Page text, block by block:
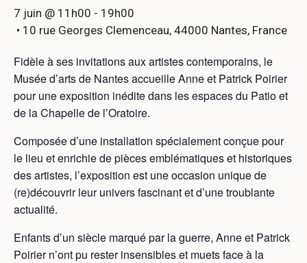
7 juin @ 11h00 - 19h00
• 10 rue Georges Clemenceau, 44000 Nantes, France
Fidèle à ses invitations aux artistes contemporains, le
Musée d’arts de Nantes accueille Anne et Patrick Poirier
pour une exposition inédite dans les espaces du Patio et
de la Chapelle de l’Oratoire.
Composée d’une installation spécialement conçue pour
le lieu et enrichie de pièces emblématiques et historiques
des artistes, l’exposition est une occasion unique de
(re)découvrir leur univers fascinant et d’une troublante
actualité.
Enfants d’un siècle marqué par la guerre, Anne et Patrick
Poirier n’ont pu rester insensibles et muets face à la